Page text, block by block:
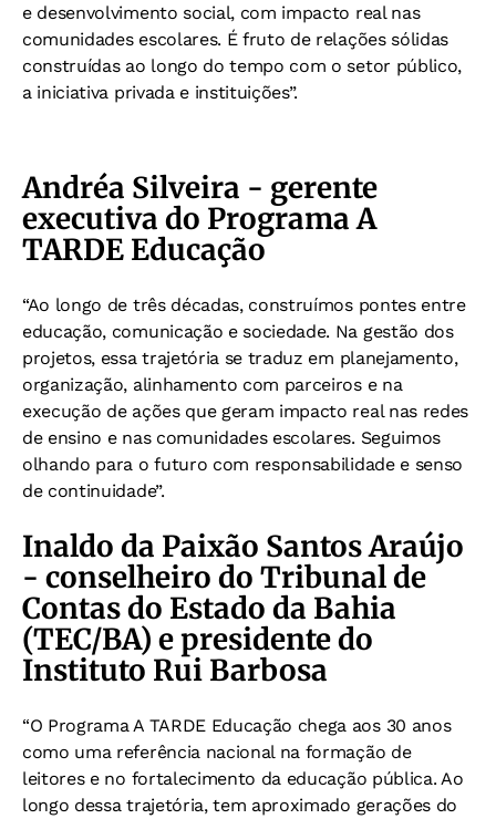
e desenvolvimento social, com impacto real nas
comunidades escolares. É fruto de relações sólidas
construídas ao longo do tempo com o setor público,
a iniciativa privada e instituições”.
Andréa Silveira - gerente
executiva do Programa A
TARDE Educação
“Ao longo de três décadas, construímos pontes entre
educação, comunicação e sociedade. Na gestão dos
projetos, essa trajetória se traduz em planejamento,
organização, alinhamento com parceiros e na
execução de ações que geram impacto real nas redes
de ensino e nas comunidades escolares. Seguimos
olhando para o futuro com responsabilidade e senso
de continuidade”.
Inaldo da Paixão Santos Araújo
- conselheiro do Tribunal de
Contas do Estado da Bahia
(TEC/BA) e presidente do
Instituto Rui Barbosa
“O Programa A TARDE Educação chega aos 30 anos
como uma referência nacional na formação de
leitores e no fortalecimento da educação pública. Ao
longo dessa trajetória, tem aproximado gerações do